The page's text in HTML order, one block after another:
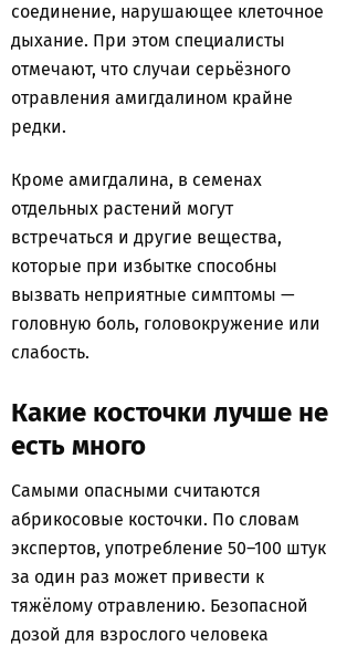
соединение, нарушающее клеточное
дыхание. При этом специалисты
отмечают, что случаи серьёзного
отравления амигдалином крайне
редки.
Кроме амигдалина, в семенах
отдельных растений могут
встречаться и другие вещества,
которые при избытке способны
вызвать неприятные симптомы —
головную боль, головокружение или
слабость.
Какие косточки лучше не
есть много
Самыми опасными считаются
абрикосовые косточки. По словам
экспертов, употребление 50–100 штук
за один раз может привести к
тяжёлому отравлению. Безопасной
дозой для взрослого человека